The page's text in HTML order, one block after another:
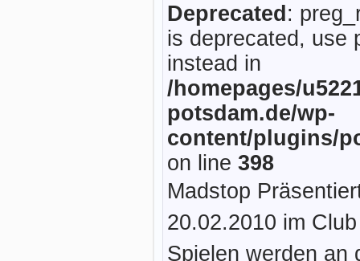
Deprecated :
is deprecated, use
instead in
/homepages/
potsdam.de/wp-
content/plugins/
on line 398
Madstop
20.02.2010 im
Spielen werden an